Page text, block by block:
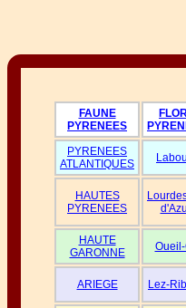
FAUNE
PYRENEES
PYRENEES
ATLANTIQUES
HAUTES
PYRENEES
HAUTE
GARONNE
ARIEGE Lez-